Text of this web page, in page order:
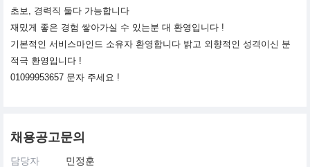
초보, 경력직 둘다 가능합니다
재밌게 좋은 경험 쌓아가실 수 있는분 대 환영입니다 !
기본적인 서비스마인드 소유자 환영합니다 밝고 외향적인 성격이신 분
적극 환영입니다 !
01099953657 문자 주세요 !
채용공고문의
담당자 민정훈